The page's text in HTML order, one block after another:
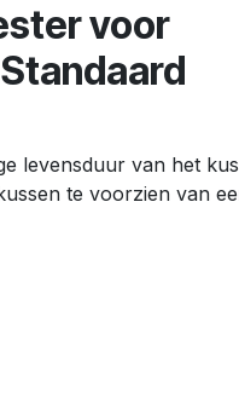
voor
levensduur van het
te voorzien van